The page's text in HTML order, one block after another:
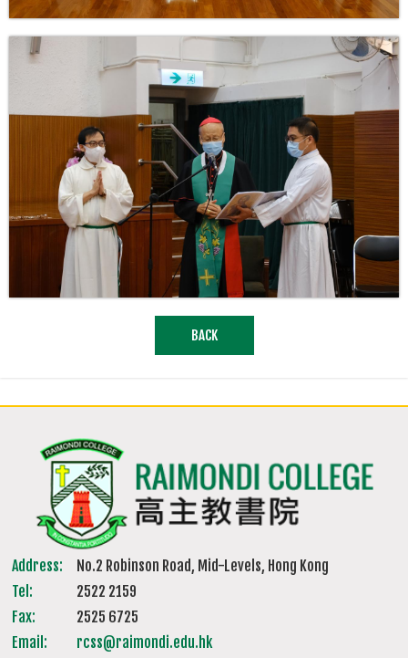
BACK
Address:
No.2 Robinson Road, Mid-Levels, Hong Kong
Tel:
2522 2159
Fax:
2525 6725
Email:
rcss@raimondi.edu.hk